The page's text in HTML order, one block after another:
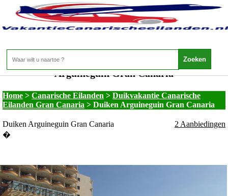
Vakantie Canarische Eilanden - Duikvakantie
Canarische Eilanden Gran Canaria - Duiken
Arguineguin Gran Canaria
Home > Canarische Eilanden > Duikvakantie Canarische
Eilanden Gran Canaria > Duiken Arguineguin Gran Canaria
Duiken Arguineguin Gran Canaria
2 Aanbiedingen
�